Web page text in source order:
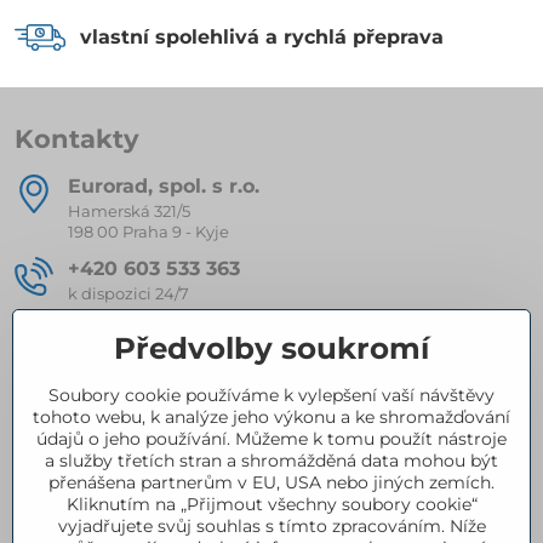
vlastní spolehlivá a rychlá přeprava
Kontakty
Eurorad, spol​. s r​.o​.
Hamerská 321/5
198 00 Praha 9 - Kyje
+420 603 533 363
k dispozici 24/7
eurorad​@seznam​.cz
Kompletní nabídka produktů
Certifikace
Předvolby soukromí
Soubory cookie používáme k vylepšení vaší návštěvy
tohoto webu, k analýze jeho výkonu a ke shromažďování
údajů o jeho používání. Můžeme k tomu použít nástroje
a služby třetích stran a shromážděná data mohou být
přenášena partnerům v EU, USA nebo jiných zemích.
Kliknutím na „Přijmout všechny soubory cookie“
vyjadřujete svůj souhlas s tímto zpracováním. Níže